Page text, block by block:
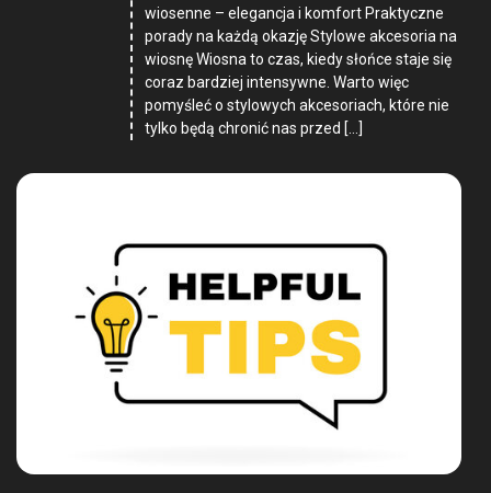
wiosenne – elegancja i komfort Praktyczne
porady na każdą okazję Stylowe akcesoria na
wiosnę Wiosna to czas, kiedy słońce staje się
coraz bardziej intensywne. Warto więc
pomyśleć o stylowych akcesoriach, które nie
tylko będą chronić nas przed […]